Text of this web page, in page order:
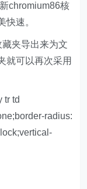
chromium86核
快速。
夹导出来为文
就可以再次采用
tr td
radius: